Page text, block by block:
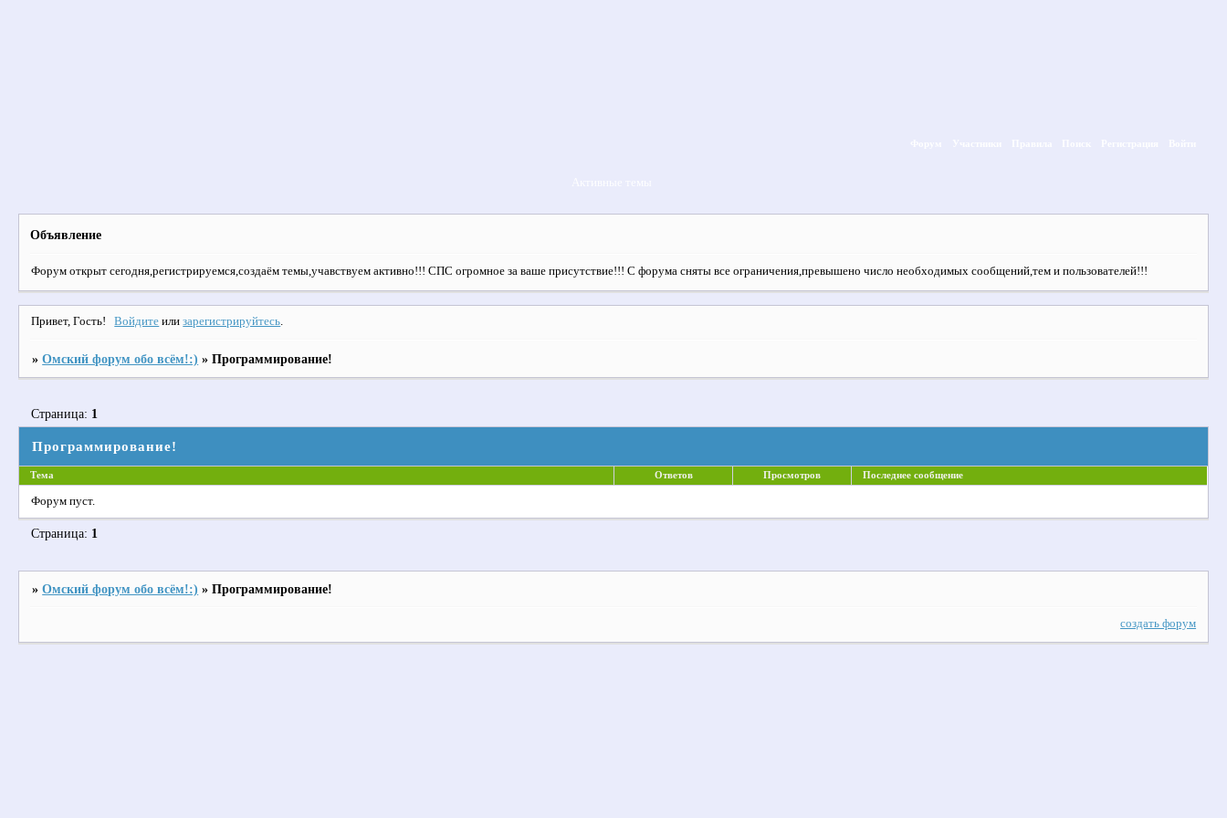
Объявление
Форум открыт сегодня,регистрируемся,создаём темы,учавствуем активно!!! СПС огромное за ваше присутствие!!! С форума сняты все ограничения,превышено число необходимых сообщений,тем и пользователей!!!
Привет, Гость! Войдите илизарегистрируйтесь.
»Омский форум обо всём!:) »Программирование!
Программирование!
Страница: 1
Тема Ответов Просмотров Последнее сообщение
Форум пуст.
Страница: 1
»Омский форум обо всём!:) »Программирование!
создать форум